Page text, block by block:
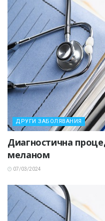
ДРУГИ ЗАБОЛЯВАНИЯ
Диагностична
меланом
07/03/2024